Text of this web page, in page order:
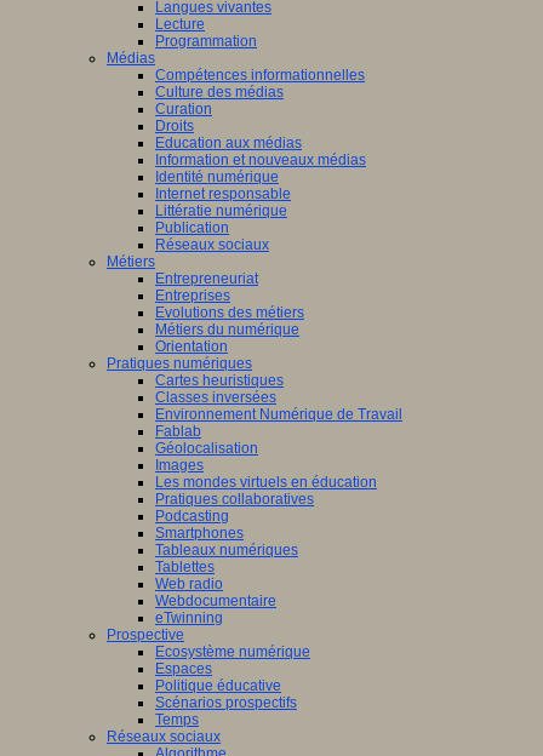
Langues vivantes
Lecture
Programmation
Médias
Compétences informationnelles
Culture des médias
Curation
Droits
Education aux médias
Information et nouveaux médias
Identité numérique
Internet responsable
Littératie numérique
Publication
Réseaux sociaux
Métiers
Entrepreneuriat
Entreprises
Evolutions des métiers
Métiers du numérique
Orientation
Pratiques numériques
Cartes heuristiques
Classes inversées
Environnement Numérique de Travail
Fablab
Géolocalisation
Images
Les mondes virtuels en éducation
Pratiques collaboratives
Podcasting
Smartphones
Tableaux numériques
Tablettes
Web radio
Webdocumentaire
eTwinning
Prospective
Ecosystème numérique
Espaces
Politique éducative
Scénarios prospectifs
Temps
Réseaux sociaux